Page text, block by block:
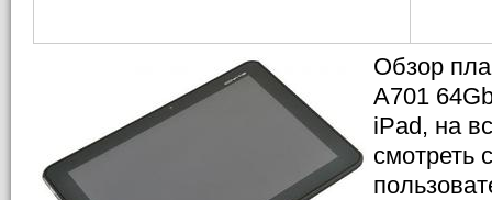
Обзор
A701
iPad, на
смотреть